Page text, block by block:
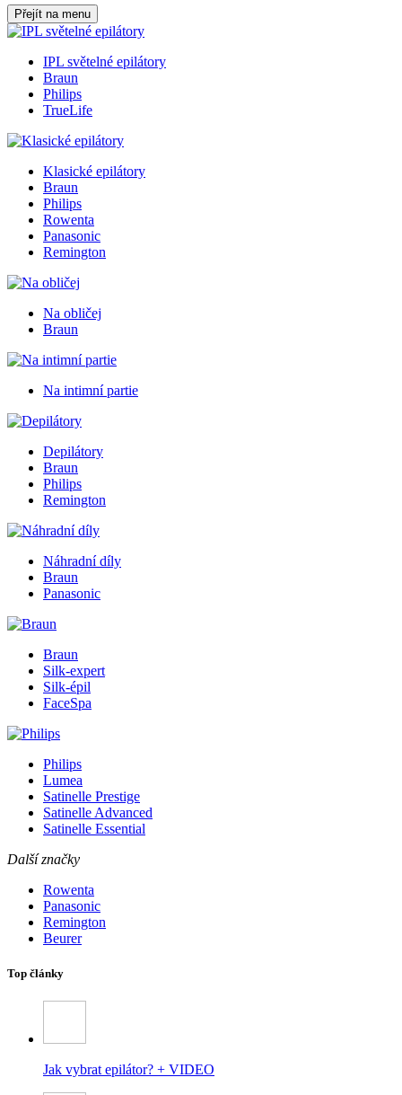
Přejít na menu
IPL světelné epilátory
Braun
Philips
TrueLife
Klasické epilátory
Braun
Philips
Rowenta
Panasonic
Remington
Na obličej
Braun
Na intimní partie
Depilátory
Braun
Philips
Remington
Náhradní díly
Braun
Panasonic
Braun
Silk-expert
Silk-épil
FaceSpa
Philips
Lumea
Satinelle Prestige
Satinelle Advanced
Satinelle Essential
Další značky
Rowenta
Panasonic
Remington
Beurer
Top články
Jak vybrat epilátor? + VIDEO